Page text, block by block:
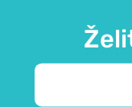
Osnova masti
kao pčelinje
narančaste